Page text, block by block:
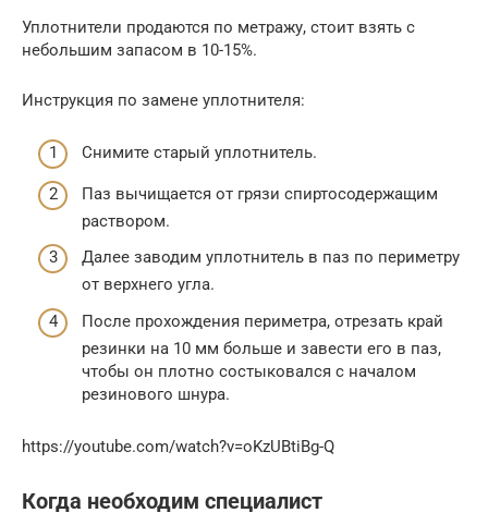
Уплотнители продаются по метражу, стоит взять с
небольшим запасом в 10-15%.
Инструкция по замене уплотнителя:
Снимите старый уплотнитель.
Паз вычищается от грязи спиртосодержащим
раствором.
Далее заводим уплотнитель в паз по периметру
от верхнего угла.
После прохождения периметра, отрезать край
резинки на 10 мм больше и завести его в паз,
чтобы он плотно состыковался с началом
резинового шнура.
https://youtube.com/watch?v=oKzUBtiBg-Q
Когда необходим специалист